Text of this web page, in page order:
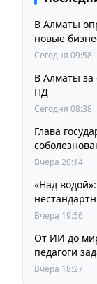
В Алматы
новые
Сегодня 09:58
В Алматы за
ПД
Сегодня 08:38
Глава
Вчера 20:14
«Над
пробок и
Вчера 19:56
От ИИ до
педагоги
Вчера 18:27